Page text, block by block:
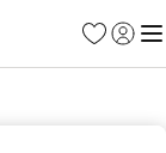
Suosikit